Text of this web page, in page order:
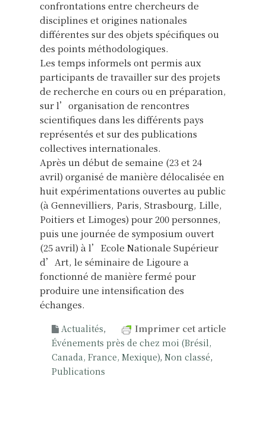
confrontations entre chercheurs de
disciplines et origines nationales
différentes sur des objets spécifiques ou
des points méthodologiques.
Les temps informels ont permis aux
participants de travailler sur des projets
de recherche en cours ou en préparation,
sur l’organisation de rencontres
scientifiques dans les différents pays
représentés et sur des publications
collectives internationales.
Après un début de semaine (23 et 24
avril) organisé de manière délocalisée en
huit expérimentations ouvertes au public
(à Gennevilliers, Paris, Strasbourg, Lille,
Poitiers et Limoges) pour 200 personnes,
puis une journée de symposium ouvert
(25 avril) à l’Ecole Nationale Supérieur
d’Art, le séminaire de Ligoure a
fonctionné de manière fermé pour
produire une intensification des
échanges.
Imprimer cet article
Actualités,
Événements près de chez moi (Brésil,
Canada, France, Mexique), Non classé,
Publications